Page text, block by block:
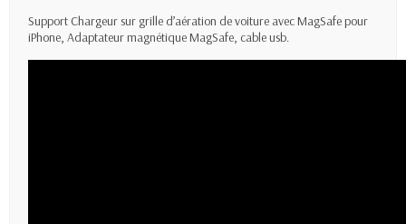
Support Chargeur sur grille d’aération de voiture avec MagSafe pour
iPhone, Adaptateur magnétique MagSafe, cable usb.